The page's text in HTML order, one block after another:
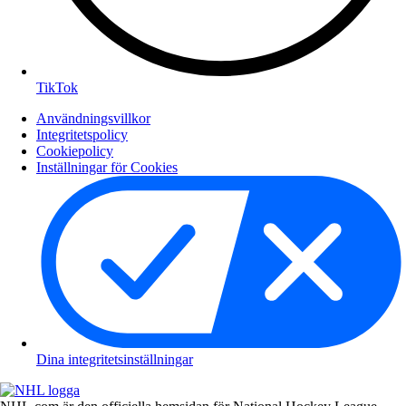
TikTok
Användningsvillkor
Integritetspolicy
Cookiepolicy
Inställningar för Cookies
Dina integritetsinställningar